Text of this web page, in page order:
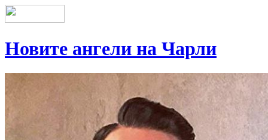
Новите ангели на Чарли